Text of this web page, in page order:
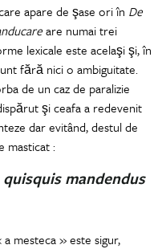
apare de şase ori în De
are numai trei
lexicale este acelaşi şi, în
fără nici o ambiguitate.
de un caz de paralizie
şi ceafa a redevenit
dar evitând, destul de
masticat :
mandendus
mesteca » este sigur,